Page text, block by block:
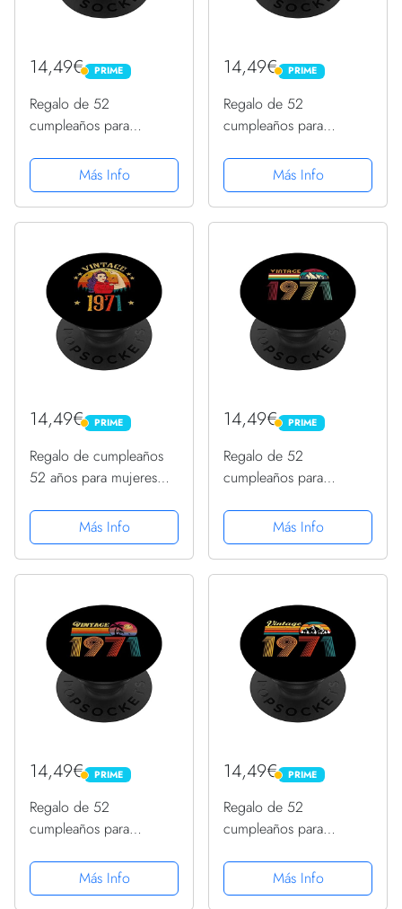
14,49€ PRIME
PRIME
Regalo de 52
cumpleaños para
retro, vintage, 1971
PopSockets PopGrip
Intercambiable
Más Info
14,49€ PRIME
PRIME
Regalo de 52
cumpleaños para
retro, vintage, 1971
PopSockets PopGrip
Intercambiable
Más Info
14,49€ PRIME
PRIME
Regalo de cumpleaños
52 años para mujeres
PopSockets PopGrip
Intercambiable
Más Info
14,49€ PRIME
PRIME
Regalo de 52
cumpleaños para
retro, vintage, 1971
PopSockets PopGrip
Intercambiable
Más Info
14,49€ PRIME
PRIME
Regalo de 52
cumpleaños para
retro, vintage, 1971
PopSockets PopGrip
Más Info
14,49€ PRIME
PRIME
Regalo de 52
cumpleaños para
retro, vintage, 1971
PopSockets PopGrip
Más Info